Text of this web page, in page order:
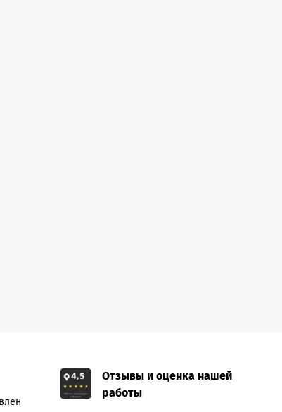
Отзывы и оценка нашей
работы